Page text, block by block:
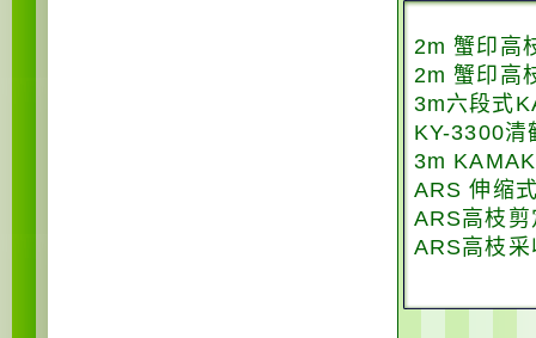
2m 蟹印高
2m 蟹印高
3m六段式
KY-3300清
3m
ARS 伸缩
ARS高枝剪
ARS高枝采